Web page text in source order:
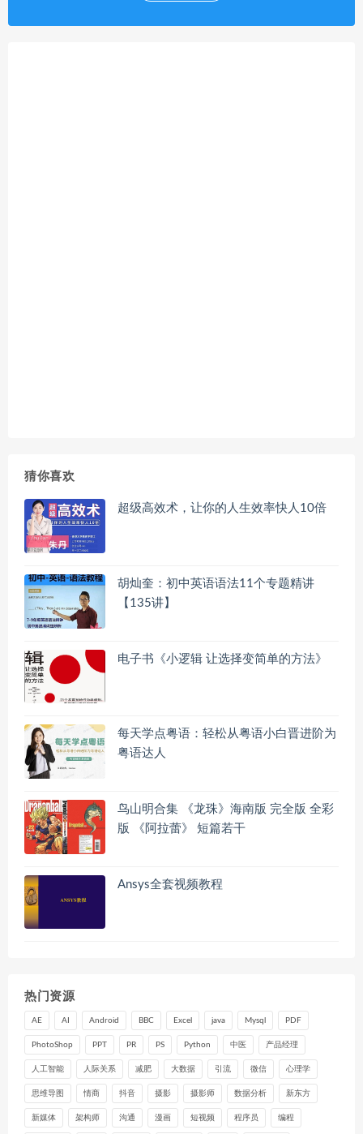
猜你喜欢
超级高效术，让你的人生效率快人10倍
胡灿奎：初中英语语法11个专题精讲
【135讲】
电子书《小逻辑 让选择变简单的方法》
每天学点粤语：轻松从粤语小白晋进阶为
粤语达人
鸟山明合集 《龙珠》海南版 完全版 全彩
版 《阿拉蕾》 短篇若干
Ansys全套视频教程
热门资源
AE AI Android BBC Excel java Mysql PDF
PhotoShop PPT PR PS Python 中医 产品经理
人工智能 人际关系 减肥 大数据 引流 微信 心理学
思维导图 情商 抖音 摄影 摄影师 数据分析 新东方
新媒体 架构师 沟通 漫画 短视频 程序员 编程